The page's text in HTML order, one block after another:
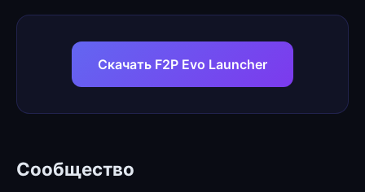
Скачать F2P Evo Launcher
Сообщество